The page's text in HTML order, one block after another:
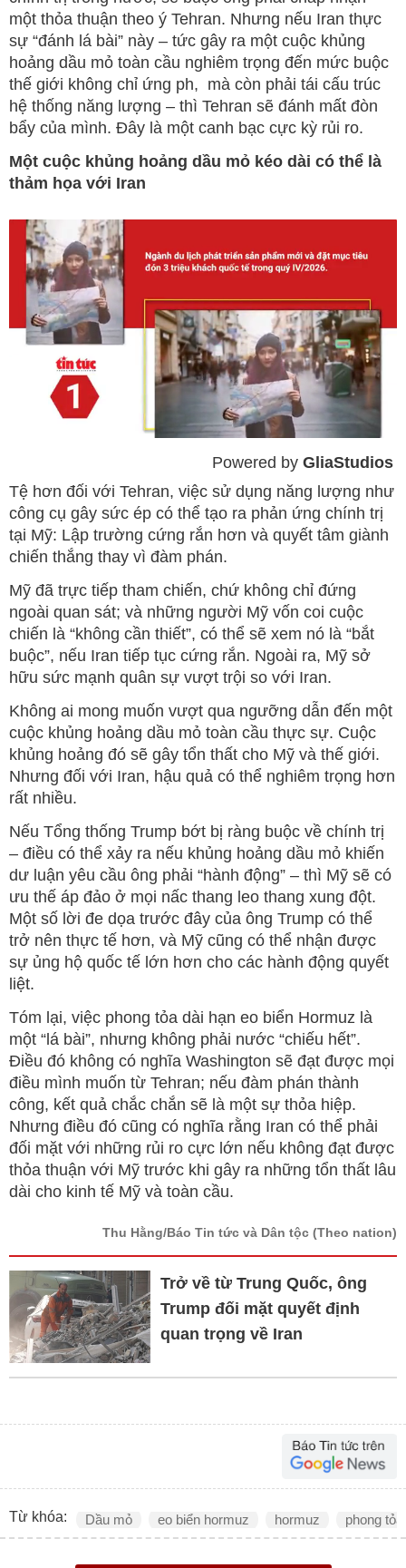
một thỏa thuận theo ý Tehran. Nhưng nếu Iran thực
sự “đánh lá bài” này – tức gây ra một cuộc khủng
hoảng dầu mỏ toàn cầu nghiêm trọng đến mức buộc
thế giới không chỉ ứng ph, mà còn phải tái cấu trúc
hệ thống năng lượng – thì Tehran sẽ đánh mất đòn
bẩy của mình. Đây là một canh bạc cực kỳ rủi ro.
Một cuộc khủng hoảng dầu mỏ kéo dài có thể là
thảm họa với Iran
Powered by GliaStudios
Tệ hơn đối với Tehran, việc sử dụng năng lượng như
công cụ gây sức ép có thể tạo ra phản ứng chính trị
tại Mỹ: Lập trường cứng rắn hơn và quyết tâm giành
chiến thắng thay vì đàm phán.
Mỹ đã trực tiếp tham chiến, chứ không chỉ đứng
ngoài quan sát; và những người Mỹ vốn coi cuộc
chiến là “không cần thiết”, có thể sẽ xem nó là “bắt
buộc”, nếu Iran tiếp tục cứng rắn. Ngoài ra, Mỹ sở
hữu sức mạnh quân sự vượt trội so với Iran.
Không ai mong muốn vượt qua ngưỡng dẫn đến một
cuộc khủng hoảng dầu mỏ toàn cầu thực sự. Cuộc
khủng hoảng đó sẽ gây tổn thất cho Mỹ và thế giới.
Nhưng đối với Iran, hậu quả có thể nghiêm trọng hơn
rất nhiều.
Nếu Tổng thống Trump bớt bị ràng buộc về chính trị
– điều có thể xảy ra nếu khủng hoảng dầu mỏ khiến
dư luận yêu cầu ông phải “hành động” – thì Mỹ sẽ có
ưu thế áp đảo ở mọi nấc thang leo thang xung đột.
Một số lời đe dọa trước đây của ông Trump có thể
trở nên thực tế hơn, và Mỹ cũng có thể nhận được
sự ủng hộ quốc tế lớn hơn cho các hành động quyết
liệt.
Tóm lại, việc phong tỏa dài hạn eo biển Hormuz là
một “lá bài”, nhưng không phải nước “chiếu hết”.
Điều đó không có nghĩa Washington sẽ đạt được mọi
điều mình muốn từ Tehran; nếu đàm phán thành
công, kết quả chắc chắn sẽ là một sự thỏa hiệp.
Nhưng điều đó cũng có nghĩa rằng Iran có thể phải
đối mặt với những rủi ro cực lớn nếu không đạt được
thỏa thuận với Mỹ trước khi gây ra những tổn thất lâu
dài cho kinh tế Mỹ và toàn cầu.
Thu Hằng/Báo Tin tức và Dân tộc (Theo nation)
Trở về từ Trung Quốc, ông
Trump đối mặt quyết định
quan trọng về Iran
Từ khóa: Dầu mỏ eo biển hormuz hormuz phong